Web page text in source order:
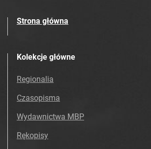
Strona główna
Kolekcje główne
Regionalia
Czasopisma
Wydawnictwa MBP
Rękopisy